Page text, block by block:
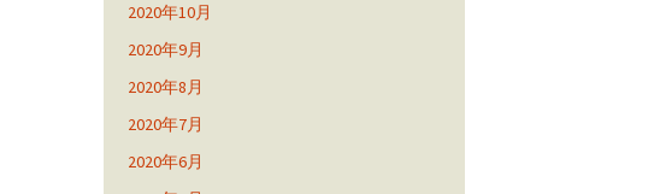
2020年10月
2020年9月
2020年8月
2020年7月
2020年6月